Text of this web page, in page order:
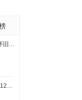
爆款女式经典怀旧款五金皮带扣腰带扣3
扣头 复古 休闲126766款86